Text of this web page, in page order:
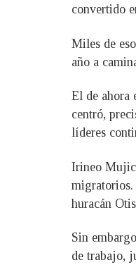
convertido
Miles de
año a
El de ahora
centró,
líderes
Irineo
migratorios.
huracán
Sin
de trabajo,